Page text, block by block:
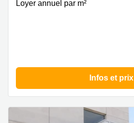
Loyer annuel par m²
Infos et prix